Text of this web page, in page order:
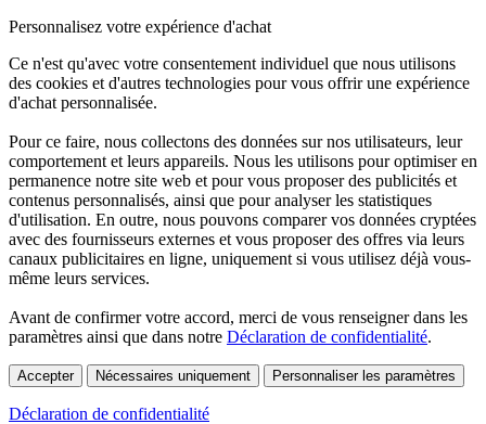
Personnalisez votre expérience d'achat
Ce n'est qu'avec votre consentement individuel que nous utilisons
des cookies et d'autres technologies pour vous offrir une expérience
d'achat personnalisée.
Pour ce faire, nous collectons des données sur nos utilisateurs, leur
comportement et leurs appareils. Nous les utilisons pour optimiser en
permanence notre site web et pour vous proposer des publicités et
contenus personnalisés, ainsi que pour analyser les statistiques
d'utilisation. En outre, nous pouvons comparer vos données cryptées
avec des fournisseurs externes et vous proposer des offres via leurs
canaux publicitaires en ligne, uniquement si vous utilisez déjà vous-
même leurs services.
Avant de confirmer votre accord, merci de vous renseigner dans les
paramètres ainsi que dans notre Déclaration de confidentialité.
Accepter Nécessaires uniquement Personnaliser les paramètres
Déclaration de confidentialité